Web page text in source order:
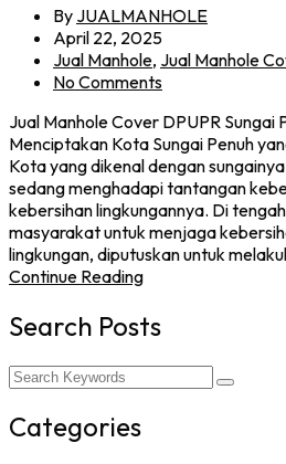
By JUALMANHOLE
April 22, 2025
Jual Manhole, Jual Manhole
No Comments
Jual Manhole Cover DPUPR Sungai
Menciptakan Kota Sungai Penuh
Kota yang dikenal dengan
sedang menghadapi tantangan
kebersihan lingkungannya. Di
masyarakat untuk menjaga
lingkungan, diputuskan untuk
Continue Reading
Search Posts
Categories